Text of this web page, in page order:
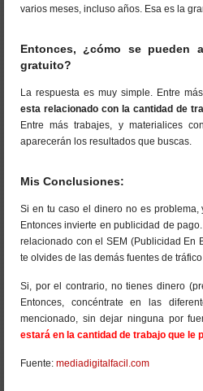
varios meses, incluso años. Esa es la
Entonces, ¿cómo se pueden
gratuito?
La respuesta es muy simple. Entre
esta relacionado con la cantidad de
Entre más trabajes, y materialices
aparecerán los resultados que buscas.
Mis Conclusiones:
Si en tu caso el dinero no es
Entonces invierte en publicidad de
relacionado con el SEM (Publicidad En
te olvides de las demás fuentes de
Si, por el contrario, no tienes dinero
Entonces, concéntrate en las
mencionado, sin dejar ninguna por
estará en la cantidad de trabajo que le
Fuente: mediadigitalfacil.com